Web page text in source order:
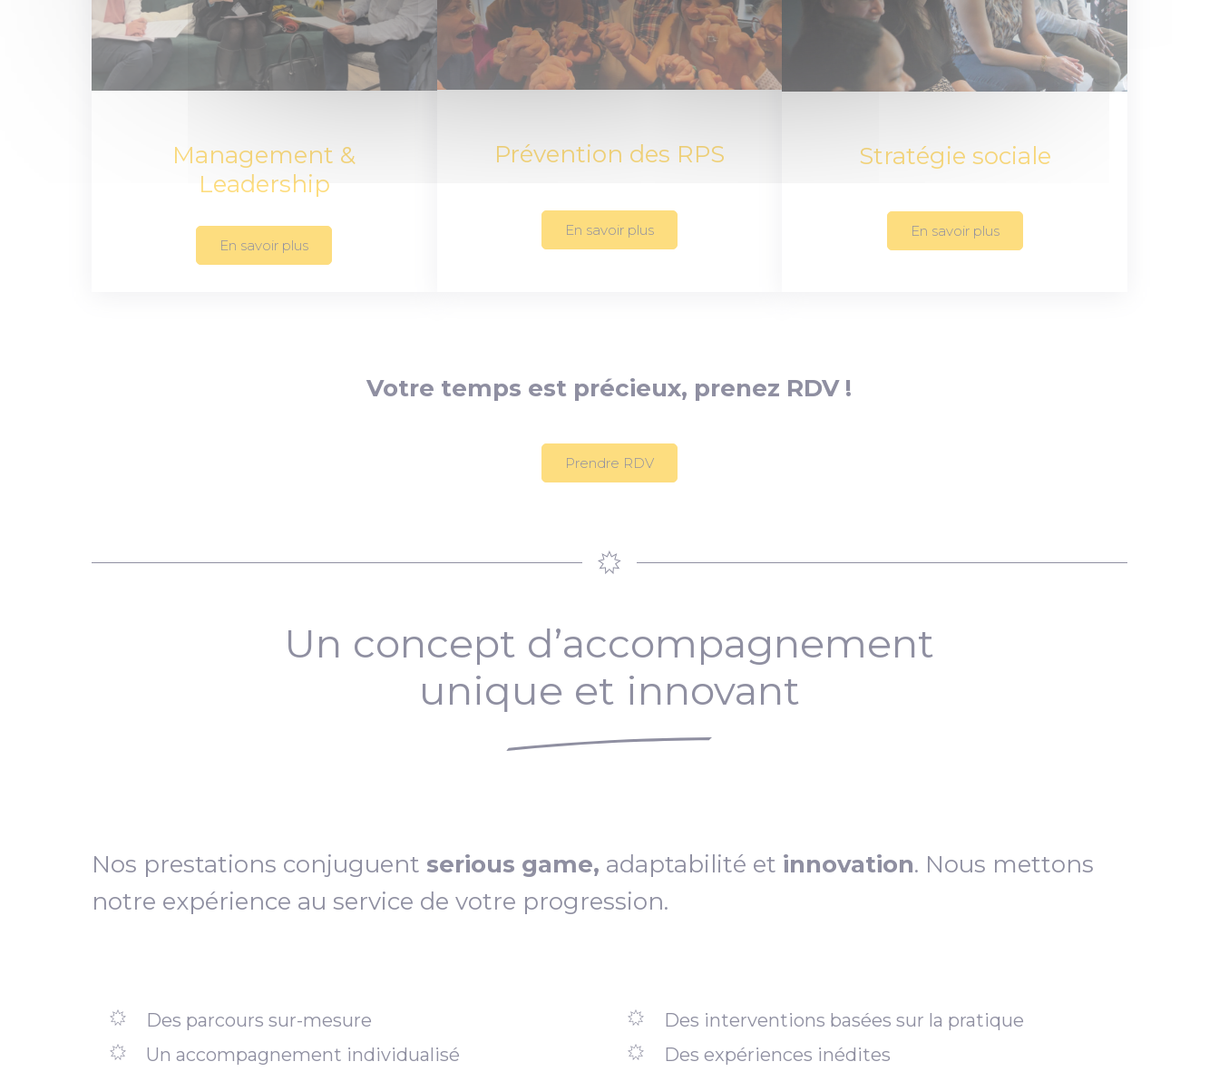
Management &
Leadership
En savoir plus
Prévention des RPS
En savoir plus
Stratégie sociale
En savoir plus
Votre temps est précieux, prenez RDV !
Prendre RDV
Un concept d’accompagnement
unique et innovant
Nos prestations conjuguent serious game, adaptabilité et innovation. Nous mettons
notre expérience au service de votre progression.
Des parcours sur-mesure
Un accompagnement individualisé
Des interventions basées sur la pratique
Des expériences inédites